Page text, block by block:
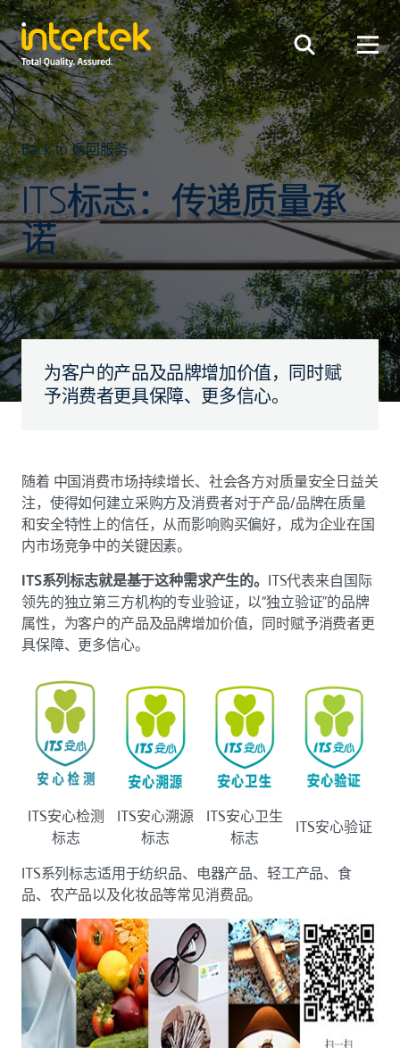
Back to 返回服务
ITS标志：传递质量承
诺
为客户的产品及品牌增加价值，同时赋
予消费者更具保障、更多信心。
随着 中国消费市场持续增长、社会各方对质量安全日益关
注，使得如何建立采购方及消费者对于产品/品牌在质量
和安全特性上的信任，从而影响购买偏好，成为企业在国
内市场竞争中的关键因素。
ITS系列标志就是基于这种需求产生的。 ITS代表来自国际
领先的独立第三方机构的专业验证，以“独立验证”的品牌
属性，为客户的产品及品牌增加价值，同时赋予消费者更
具保障、更多信心。
ITS安心检测
标志
ITS安心溯源
标志
ITS安心卫生
标志
ITS安心验证
ITS系列标志适用于纺织品、电器产品、轻工产品、食
品、农产品以及化妆品等常见消费品。